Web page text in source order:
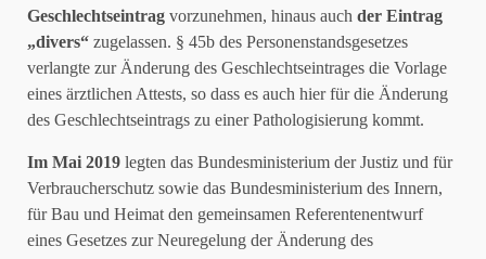
Geschlechtseintrag vorzunehmen, hinaus auch der Eintrag
„divers“ zugelassen. § 45b des Personenstandsgesetzes
verlangte zur Änderung des Geschlechtseintrages die Vorlage
eines ärztlichen Attests, so dass es auch hier für die Änderung
des Geschlechtseintrags zu einer Pathologisierung kommt.
Im Mai 2019 legten das Bundesministerium der Justiz und für
Verbraucherschutz sowie das Bundesministerium des Innern,
für Bau und Heimat den gemeinsamen Referentenentwurf
eines Gesetzes zur Neuregelung der Änderung des